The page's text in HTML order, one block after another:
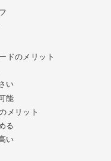
ドのメリット
い
能
メリット
る
い